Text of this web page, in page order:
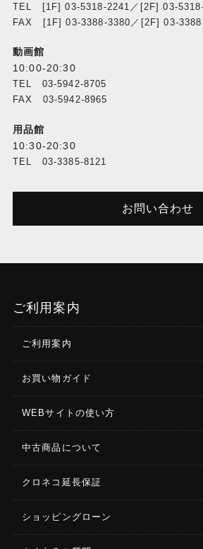
TEL [1F] 03-5318-2241／[2F] 03-
FAX [1F] 03-3388-3380／[2F] 03-
動画館
10:00-20:30
TEL 03-5942-8705
FAX 03-5942-8965
用品館
10:30-20:30
TEL 03-3385-8121
お問い合わせ
ご利用案内
ご利用案内
お買い物ガイド
WEBサイトの使い方
中古商品について
クロネコ延長保証
ショッピングローン